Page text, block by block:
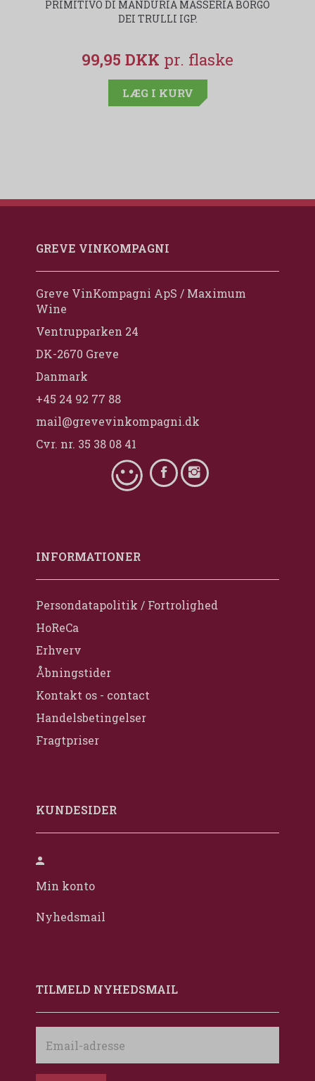
PRIMITIVO DI MANDURIA MASSERIA BORGO
DEI TRULLI IGP.
99,95 DKK
LÆG I KURV
GREVE VINKOMPAGNI
Greve VinKompagni ApS / Maximum
Wine
Ventrupparken 24
DK-2670 Greve
Danmark
+45 24 92 77 88
mail@grevevinkompagni.dk
Cvr. nr. 35 38 08 41
INFORMATIONER
Persondatapolitik / Fortrolighed
HoReCa
Erhverv
Åbningstider
Kontakt os - contact
Handelsbetingelser
Fragtpriser
KUNDESIDER
Min konto
Nyhedsmail
TILMELD NYHEDSMAIL
adresse